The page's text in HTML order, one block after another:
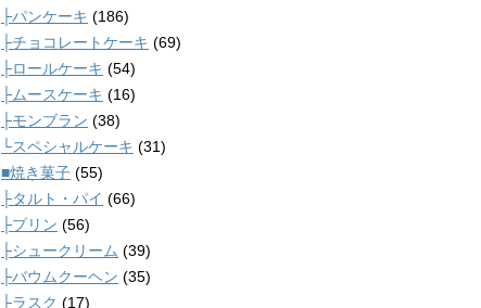
├パンケーキ (186)
├チョコレートケーキ (69)
├ロールケーキ (54)
├ムースケーキ (16)
├モンブラン (38)
└スペシャルケーキ (31)
■焼き菓子 (55)
├タルト・パイ (66)
├プリン (56)
├シュークリーム (39)
├バウムクーヘン (35)
├ラスク (17)